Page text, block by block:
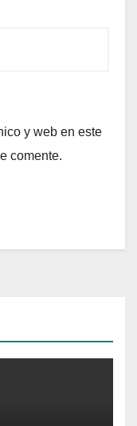
y web en este
comente.